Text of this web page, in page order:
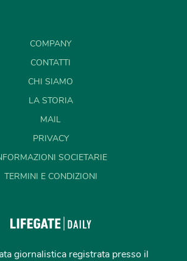
COMPANY
CONTATTI
CHI SIAMO
LA STORIA
MAIL
PRIVACY
SOCIETARIE
TERMINI E CONDIZIONI
giornalistica registrata presso il